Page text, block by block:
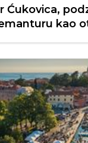
Ćukovica,
kao